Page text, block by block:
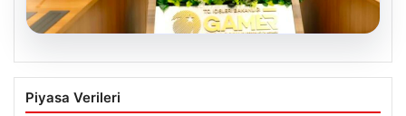
05.08.2026
Organize Suç ve Kaçakçılıkla Mücadele
Toplantısı Gerçekleştirildi
Piyasa Verileri